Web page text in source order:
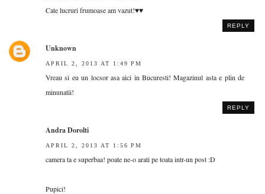
Cate lucruri frumoase am vazut!♥♥
REPLY
Unknown
APRIL 2, 2013 AT 1:49 PM
Vreau si eu un locsor asa aici in Bucuresti! Magazinul asta e plin de
minunatii!
REPLY
Andra Dorolti
APRIL 2, 2013 AT 1:56 PM
camera ta e superbaa! poate ne-o arati pe toata intr-un post :D
Pupici!